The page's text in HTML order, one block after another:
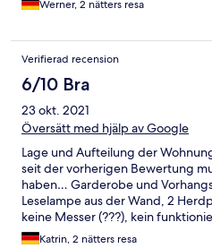
Werner, 2 nätters resa
Verifierad recension
6/10 Bra
23 okt. 2021
Översätt med hjälp av Google
Lage und Aufteilung der
seit der vorherigen Bewertung
haben… Garderobe und
Leselampe aus der Wand, 2
keine Messer (???), kein
weitere Mängel
Katrin, 2 nätters resa